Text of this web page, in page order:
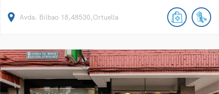
Avda. Bilbao 18,48530,Ortuella